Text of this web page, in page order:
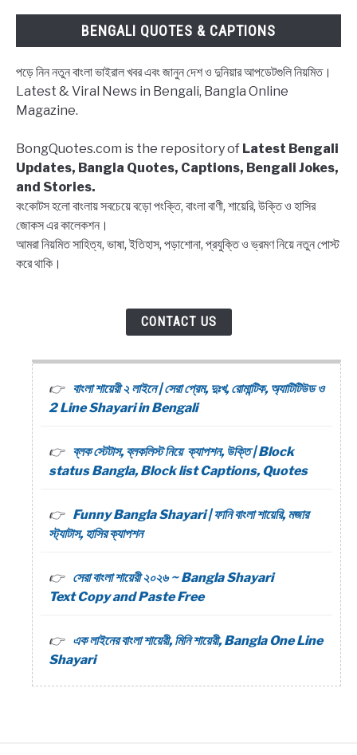
Ram
BENGALI QUOTES & CAPTIONS
পড়ে নিন নতুন বাংলা ভাইরাল খবর এবং জানুন দেশ ও দুনিয়ার আপডেটগুলি নিয়মিত।
Latest & Viral News in Bengali, Bangla Online
Magazine.
BongQuotes.com is the repository of Latest Bengali
Updates, Bangla Quotes, Captions, Bengali Jokes,
and Stories.
বংকোটস হলো বাংলায় সবচেয়ে বড়ো পংক্তি, বাংলা বাণী, শায়েরি, উক্তি ও হাসির
জোকস এর কালেকশন।
আমরা নিয়মিত সাহিত্য, ভাষা, ইতিহাস, পড়াশোনা, প্রযুক্তি ও ভ্রমণ নিয়ে নতুন পোস্ট
করে থাকি।
CONTACT US
বাংলা শায়েরী ২ লাইনে | সেরা প্রেম, দুঃখ, রোমান্টিক, অ্যাটিটিউড ও
2 Line Shayari in Bengali
ব্লক স্টেটাস, ব্লকলিস্ট নিয়ে ক্যাপশন, উক্তি | Block
status Bangla, Block list Captions, Quotes
Funny Bangla Shayari | ফানি বাংলা শায়েরি, মজার
স্ট্যাটাস, হাসির ক্যাপশন
সেরা বাংলা শায়েরী ২০২৬ ~ Bangla Shayari
Text Copy and Paste Free
এক লাইনের বাংলা শায়েরী, মিনি শায়েরী, Bangla One Line
Shayari